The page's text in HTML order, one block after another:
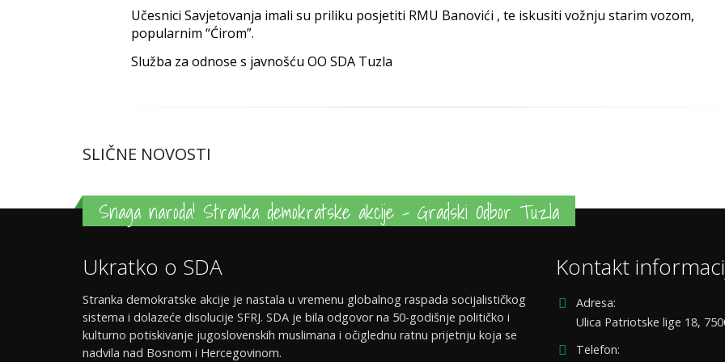
Učesnici Savjetovanja imali su priliku posjetiti RMU Banovići , te iskusiti vožnju starim vozom,
popularnim “Ćirom”.
Služba za odnose s javnošću OO SDA Tuzla
SLIČNE NOVOSTI
Snaga naroda! Stranka demokratske akcije - Gradski Odbor Tuzla
Ukratko o SDA
Stranka demokratske akcije je nastala u vremenu globalnog raspada socijalističkog
sistema i dolazeće disolucije SFRJ. SDA je bila odgovor na 50-godišnje političko i
kulturno potiskivanje jugoslovenskih muslimana i očiglednu ratnu prijetnju koja se
nadvila nad Bosnom i Hercegovinom.
Kontakt
Adresa:
Ulica Patriotske lige 18,
Telefon: